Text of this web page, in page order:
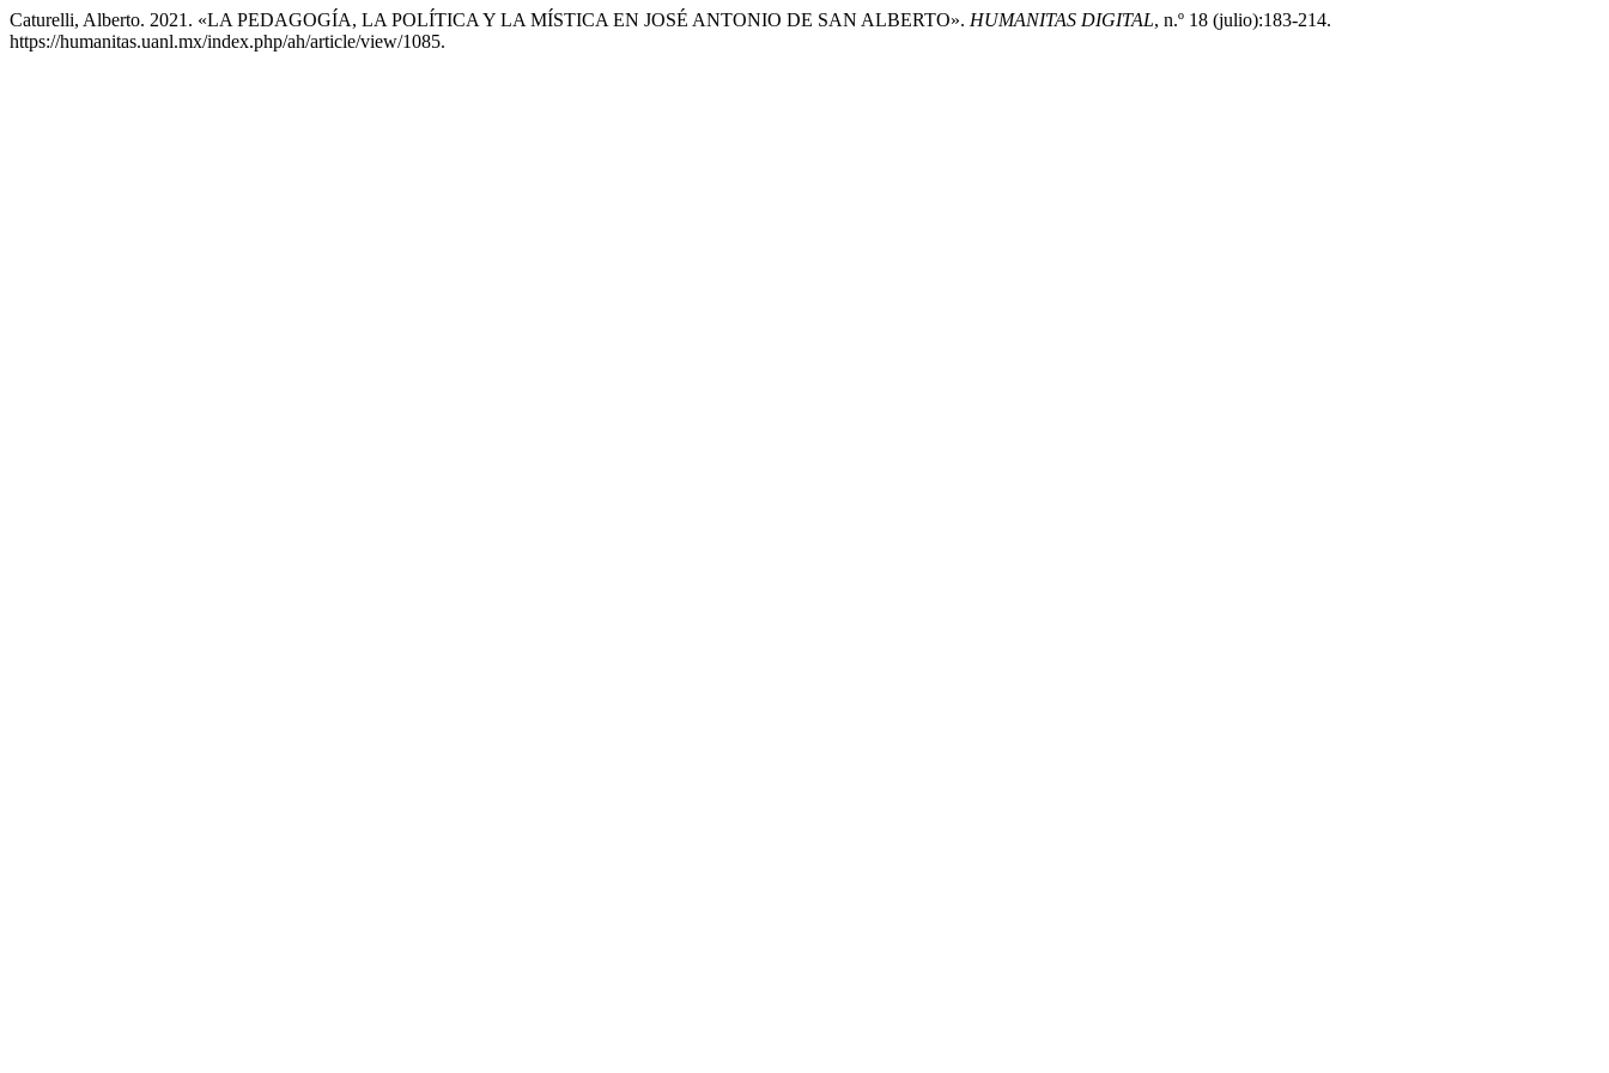
Caturelli, Alberto. 2021. «LA PEDAGOGÍA, LA POLÍTICA Y LA MÍSTICA EN JOSÉ ANTONIO DE SAN ALBERTO». HUMANITAS DIGITAL, n.º 18 (julio):183-214.
https://humanitas.uanl.mx/index.php/ah/article/view/1085.